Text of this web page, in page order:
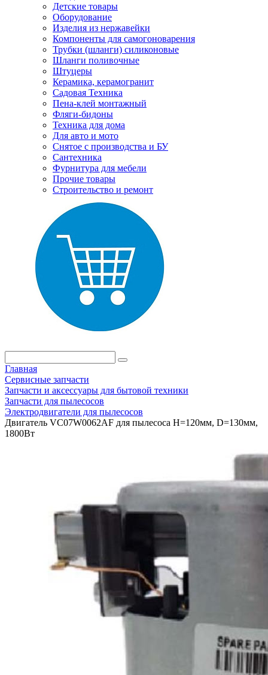
Детские товары
Оборудование
Изделия из нержавейки
Компоненты для самогоноварения
Трубки (шланги) силиконовые
Шланги поливочные
Штуцеры
Керамика, керамогранит
Садовая Техника
Пена-клей монтажный
Фляги-бидоны
Техника для дома
Для авто и мото
Снятое с производства и БУ
Сантехника
Фурнитура для мебели
Прочие товары
Строительство и ремонт
Главная
Сервисные запчасти
Запчасти и аксессуары для бытовой техники
Запчасти для пылесосов
Электродвигатели для пылесосов
Двигатель VC07W0062AF для пылесоса H=120мм, D=130мм,
1800Вт